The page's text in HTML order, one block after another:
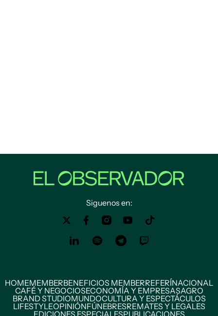
Siguenos en:
HOMEMEMBERBENEFICIOS MEMBERREFERÍNACIONAL
CAFÉ Y NEGOCIOSECONOMÍA Y EMPRESASAGRO
BRAND STUDIOMUNDOCULTURA Y ESPECTÁCULOS
LIFESTYLEOPINIÓNFÚNEBRESREMATES Y LEGALES
EDICIONES ESPECIALESPUBLICACIONES